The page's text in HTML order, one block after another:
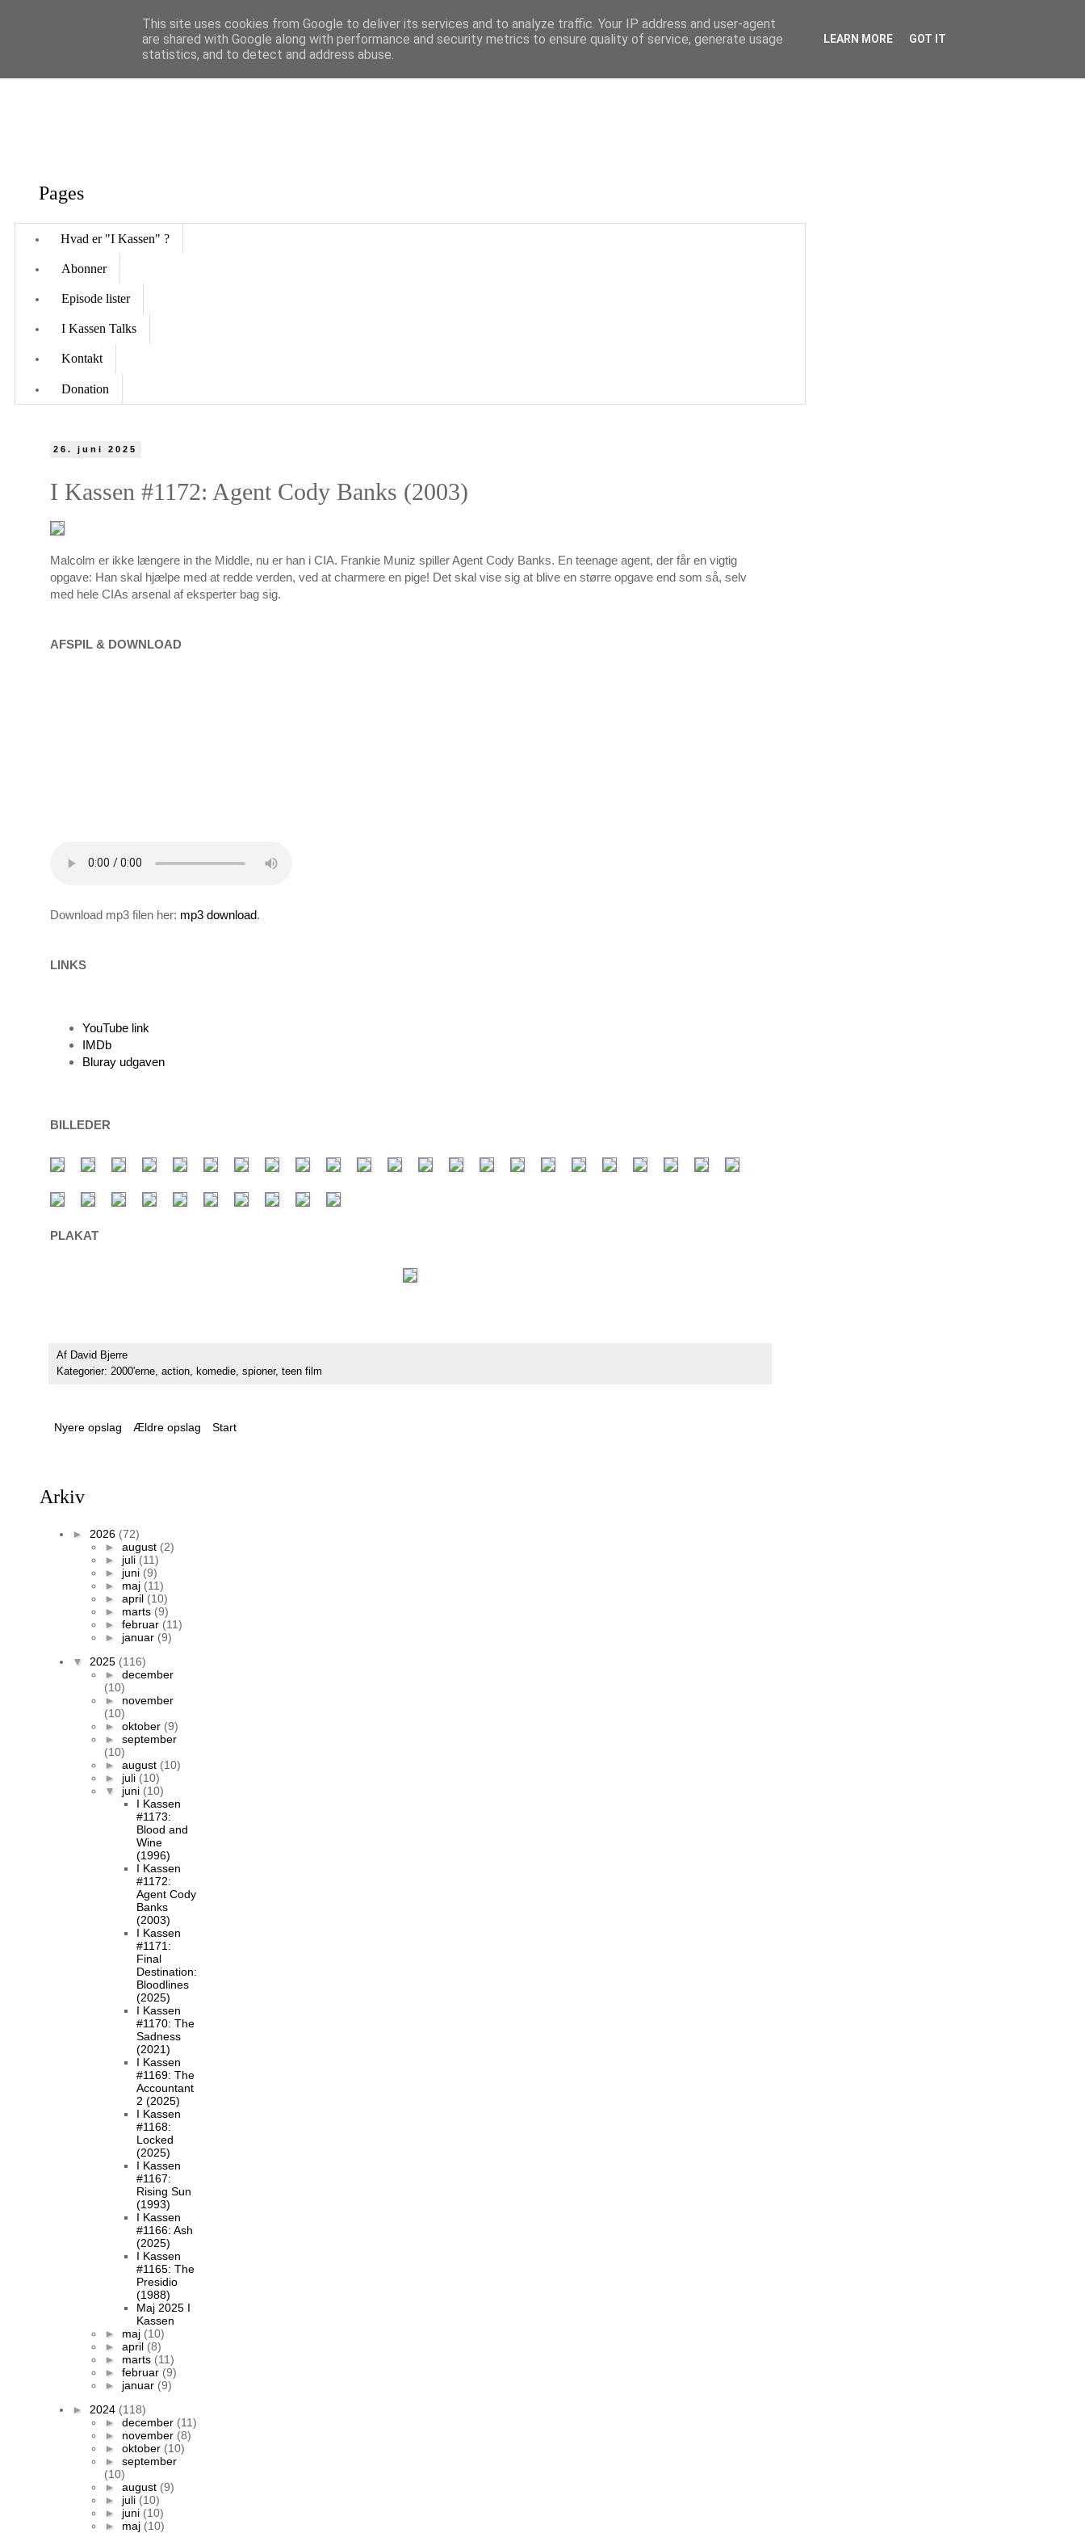
Pages
Hvad er "I Kassen" ?
Abonner
Episode lister
I Kassen Talks
Kontakt
Donation
26. juni 2025
I Kassen #1172: Agent Cody Banks (2003)
Malcolm er ikke længere in the Middle, nu er han i CIA. Frankie Muniz spiller Agent Cody Banks. En teenage agent, der får en vigtig
opgave: Han skal hjælpe med at redde verden, ved at charmere en pige! Det skal vise sig at blive en større opgave end som så, selv
med hele CIAs arsenal af eksperter bag sig.
AFSPIL & DOWNLOAD
Download mp3 filen her: mp3 download.
LINKS
YouTube link
IMDb
Bluray udgaven
BILLEDER
PLAKAT
Af David Bjerre
Kategorier: 2000'erne, action, komedie, spioner, teen film
Nyere opslag Ældre opslag Start
Arkiv
► 2026 (72)
► august (2)
► juli (11)
► juni (9)
► maj (11)
► april (10)
► marts (9)
► februar (11)
► januar (9)
▼ 2025 (116)
► december
(10)
► november
(10)
► oktober (9)
► september
(10)
► august (10)
► juli (10)
▼ juni (10)
I Kassen
#1173:
Blood and
Wine
(1996)
I Kassen
#1172:
Agent Cody
Banks
(2003)
I Kassen
#1171:
Final
Destination:
Bloodlines
(2025)
I Kassen
#1170: The
Sadness
(2021)
I Kassen
#1169: The
Accountant
2 (2025)
I Kassen
#1168:
Locked
(2025)
I Kassen
#1167:
Rising Sun
(1993)
I Kassen
#1166: Ash
(2025)
I Kassen
#1165: The
Presidio
(1988)
Maj 2025 I
Kassen
► maj (10)
► april (8)
► marts (11)
► februar (9)
► januar (9)
► 2024 (118)
► december (11)
► november (8)
► oktober (10)
► september
(10)
► august (9)
► juli (10)
► juni (10)
► maj (10)
This site uses cookies from Google to deliver its services and to analyze traffic. Your IP address and user-agent
are shared with Google along with performance and security metrics to ensure quality of service, generate usage
statistics, and to detect and address abuse.
LEARN MORE GOT IT